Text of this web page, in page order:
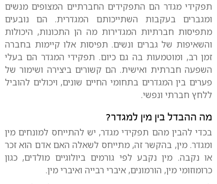
תפקידי מגדר הם התפקידים החברתיים המצופים מנשים
ומגברים בעקבות השתייכותם המגדרית. הם נובעים
מתפיסות חברתיות המגדירות מה הן התכונות, היכולות
והשאיפות של גברים ונשים. תפיסות אלו קיימות בחברה
זמן רב, ומוטמעות בה גם כיום. תפקידי המגדר הם בעלי
השפעה חברתית ואישית. הם קשורים ביצירה ושימור של
פערים בין המגדרים בתחומי החיים שונים, ויכולים להוביל
ללחץ חברתי ונפשי.
מה ההבדל בין מין למגדר?
בכדי להבין מהם תפקידי מגדר, יש להתייחס למונחים מין
ומגדר. מין, בהקשר זה, מתייחס לשאלה האם אדם הוא זכר
או נקבה. מין נקבע לפי גורמים ביולוגיים מולדים, כגון
כרומוזומי מין, הורמונים, איברי רבייה ואיברי מין.